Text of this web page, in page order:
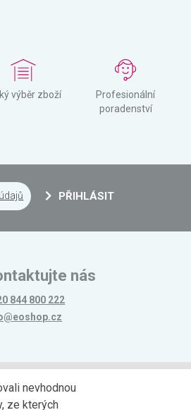
výběr zboží
Profesionální
poradenství
PŘIHLÁSIT
nás
844 800 222
nevhodnou
ze kterých